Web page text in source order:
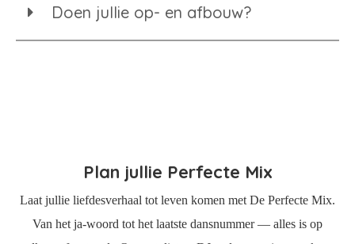
Doen jullie op- en afbouw?
Plan jullie Perfecte Mix
Laat jullie liefdesverhaal tot leven komen met De Perfecte Mix.
Van het ja-woord tot het laatste dansnummer — alles is op